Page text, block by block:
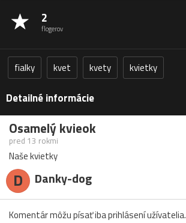
2
flogerov
fialky kvet kvety kvietky
Detailné informácie
Osamelý kvieok
pred 13 rokmi
Naše kvietky
D Danky-dog
Komentár môžu písať iba prihlásení užívatelia.